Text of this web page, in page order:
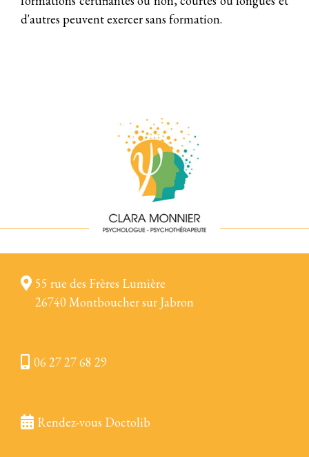
d'autres peuvent exercer sans formation.
55 rue des Frères Lumière
26740 Montboucher sur Jabron
06 27 27 68 29
Rendez-vous Doctolib